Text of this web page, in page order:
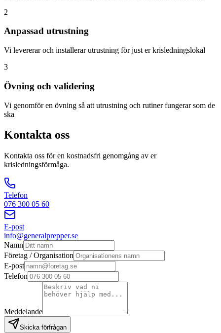
2
Anpassad utrustning
Vi levererar och installerar utrustning för just er krisledningslokal
3
Övning och validering
Vi genomför en övning så att utrustning och rutiner fungerar som de
ska
Kontakta oss
Kontakta oss för en kostnadsfri genomgång av er
krisledningsförmåga.
Telefon
076 300 05 60
E-post
info@generalprepper.se
Namn
Företag / Organisation
E-post
Telefon
Meddelande
Skicka förfrågan